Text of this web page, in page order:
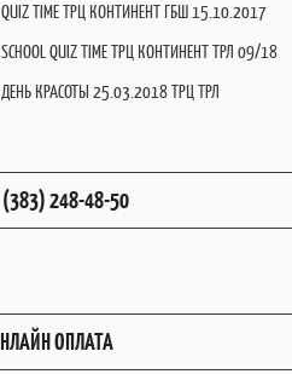
QUIZ TIME ТРЦ КОНТИНЕНТ ГБШ 15.10.2017
SCHOOL QUIZ TIME ТРЦ КОНТИНЕНТ ТРЛ 09/18
ДЕНЬ КРАСОТЫ 25.03.2018 ТРЦ ТРЛ
248-48-50
ОПЛАТА